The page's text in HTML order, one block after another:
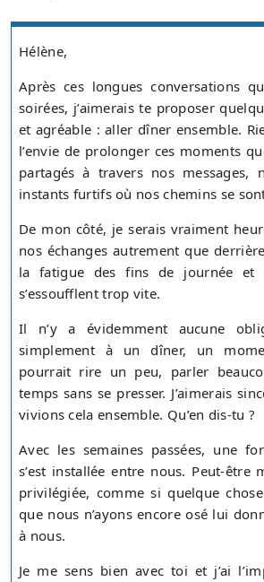
Hélène,
Après ces longues conversations
soirées, j’aimerais te proposer
et agréable : aller dîner ensemble.
l’envie de prolonger ces moments
partagés à travers nos messages,
instants furtifs où nos chemins se
De mon côté, je serais vraiment
nos échanges autrement que
la fatigue des fins de journée et
s’essoufflent trop vite.
Il n’y a évidemment aucune
simplement à un dîner, un
pourrait rire un peu, parler
temps sans se presser. J’aimerais
vivions cela ensemble. Qu’en dis-tu ?
Avec les semaines passées, une
s’est installée entre nous. Peut-être
privilégiée, comme si quelque
que nous n’ayons encore osé lui
à nous.
Je me sens bien avec toi et j’ai